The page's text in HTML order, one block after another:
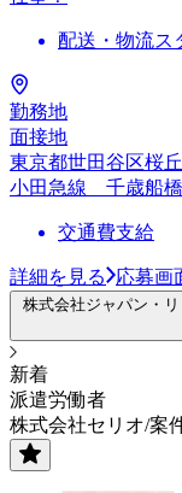
配送・物流ス
勤務地
面接地
東京都世田谷区桜丘
小田急線 千歳船橋
交通費支給
詳細を見る 応募画
株式会社ジャパン・
新着
派遣労働者
株式会社セリオ/案